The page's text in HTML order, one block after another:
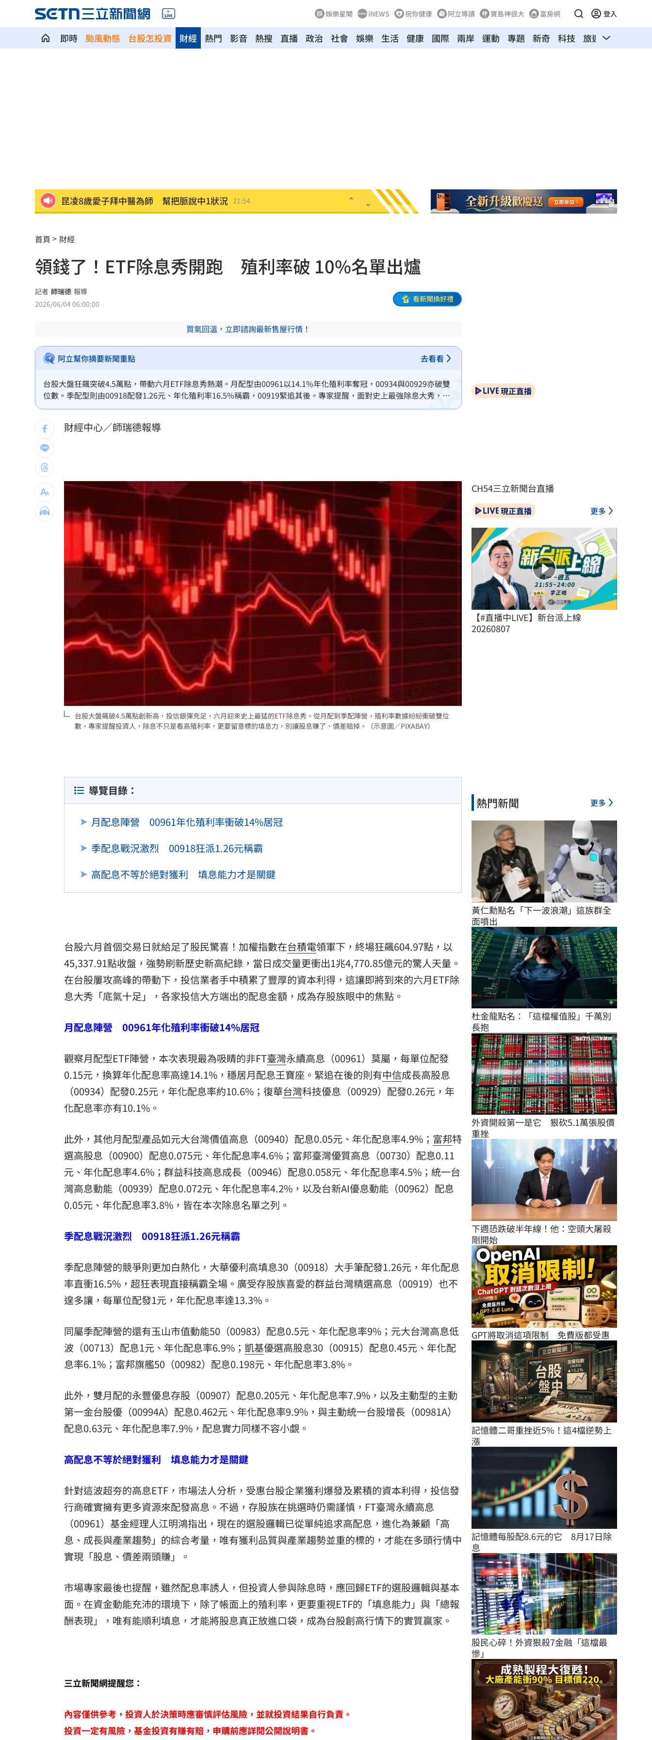
娛樂星聞 iNEWS 祝你健康 阿立導讀 寶島神很大 富房網 登入
即時 颱風動態 台股怎投資 熱門 影音 熱搜 直播 政治 社會 娛樂 生活 健康 國際 兩岸 運動
財經 專題 新奇 科技 旅遊 汽車
昆凌8歲愛子拜中醫為師 幫把脈說中1狀況 21:54
魏平政太樂觀 爆王惠美未允諾接競總主委
川普喊戰爭快結束 美股漲、台指期衝45000 21:42
拖吊車「沒綁好」！ 百萬休旅重摔滑落
燈桿「孵蛋」路口影像直播紅鳩輪流護蛋
減碳行動開跑！台新新光金控淨零論壇登場 21:36
合體沈伯洋 「過來人」陳時中送3叮嚀
兆基債務風暴！前董座李建成遭當庭逮補 21:31
小刀婚姻告終 昔砸百萬辦婚禮找連戰證婚 21:30
手上只剩24元！獨居嬤不動存款原因惹鼻酸
U17男排世界賽移地訓練 主委加碼加菜金 21:25
律師+假慈濟青年吸金10億 豪宅飄鮑魚味 21:25
台灣彩券開獎直播中 20:31
LIVE三立+24小時直播 15:27
三立iNEWS新聞台線上直播 18:00
商場戰國來臨 台中「頂奢大道」逐漸成形 12:00
台彩父親節推新刮刮樂千萬頭獎超「爸」氣 12:00
「拍片人的多重宇宙」職涯論壇9/12登場！ 10:30
8國球員齊聚高雄 Formosa 7s掀足球熱潮 10:00
理想混蛋號召粉絲跨海追星吃美食！ 18:15
首頁 財經
領錢了！ETF除息秀開跑 殖利率破 10%名單出爐
記者 師瑞德 報導
2026/06/04 06:00:00
看新聞換好禮
買氣回溫，立即諮詢最新售屋行情！
阿立幫你摘要新聞重點 去看看
台股大盤狂飆突破4.5萬點，帶動六月ETF除息秀熱潮。月配型由00961以14.1%年化殖利率奪冠，00934與00929亦破雙
位數。季配型則由00918配發1.26元、年化殖利率16.5%稱霸，00919緊追其後。專家提醒，面對史上最強除息大秀，投
資人挑選標的時不應只看高殖利率，更應重視填息能力與產業趨勢，確保能真正賺到股息而非賠掉價差，在多頭行情中
實現總報酬獲利。
財經中心／師瑞德報導
台股大盤飆破4.5萬點創新高，投信銀彈充足，六月迎來史上最猛的ETF除息秀。從月配到季配陣營，殖利率數據紛紛衝破雙位
數，專家提醒投資人，除息不只是看高殖利率，更要留意標的填息力，別讓股息賺了、價差賠掉。（示意圖／PIXABAY）
導覽目錄：
月配息陣營 00961年化殖利率衝破14%居冠
季配息戰況激烈 00918狂派1.26元稱霸
高配息不等於絕對獲利 填息能力才是關鍵
台股六月首個交易日就給足了股民驚喜！加權指數在台積電領軍下，終場狂飆604.97點，以
45,337.91點收盤，強勢刷新歷史新高紀錄，當日成交量更衝出1兆4,770.85億元的驚人天量。
在台股屢攻高峰的帶動下，投信業者手中積累了豐厚的資本利得，這讓即將到來的六月ETF除
息大秀「底氣十足」，各家投信大方端出的配息金額，成為存股族眼中的焦點。
月配息陣營 00961年化殖利率衝破14%居冠
觀察月配型ETF陣營，本次表現最為吸睛的非FT臺灣永續高息（00961）莫屬，每單位配發
0.15元，換算年化配息率高達14.1%，穩居月配息王寶座。緊追在後的則有中信成長高股息
（00934）配發0.25元，年化配息率約10.6%；復華台灣科技優息（00929）配發0.26元，年
化配息率亦有10.1%。
此外，其他月配型產品如元大台灣價值高息（00940）配息0.05元、年化配息率4.9%； 富邦特
選高股息（00900）配息0.075元、年化配息率4.6%；富邦臺灣優質高息（00730）配息0.11
元、年化配息率4.6%；群益科技高息成長（00946）配息0.058元、年化配息率4.5%；統一台
灣高息動能（00939）配息0.072元、年化配息率4.2%，以及台新AI優息動能（00962）配息
0.05元、年化配息率3.8%，皆在本次除息名單之列。
季配息戰況激烈 00918狂派1.26元稱霸
季配息陣營的競爭則更加白熱化，大華優利高填息30（00918）大手筆配發1.26元，年化配息
率直衝16.5%，超狂表現直接稱霸全場。廣受存股族喜愛的群益台灣精選高息（00919）也不
遑多讓，每單位配發1元，年化配息率達13.3%。
同屬季配陣營的還有玉山市值動能50（00983）配息0.5元、年化配息率9%；元大台灣高息低
波（00713）配息1元、年化配息率6.9%； 凱基優選高股息30（00915）配息0.45元、年化配
息率6.1%；富邦旗艦50（00982）配息0.198元、年化配息率3.8%。
此外，雙月配的永豐優息存股（00907）配息0.205元、年化配息率7.9%，以及主動型的主動
第一金台股優（00994A）配息0.462元、年化配息率9.9%，與主動統一台股增長（00981A）
配息0.63元、年化配息率7.9%，配息實力同樣不容小覷。
高配息不等於絕對獲利 填息能力才是關鍵
針對這波超夯的高息ETF，市場法人分析，受惠台股企業獲利爆發及累積的資本利得，投信發
行商確實擁有更多資源來配發高息。不過，存股族在挑選時仍需謹慎，FT臺灣永續高息
（00961）基金經理人江明鴻指出，現在的選股邏輯已從單純追求高配息，進化為兼顧「高
息、成長與產業趨勢」的綜合考量，唯有獲利品質與產業趨勢並重的標的，才能在多頭行情中
實現「股息、價差兩頭賺」。
市場專家最後也提醒，雖然配息率誘人，但投資人參與除息時，應回歸ETF的選股邏輯與基本
面。在資金動能充沛的環境下，除了帳面上的殖利率，更要重視ETF的「填息能力」與「總報
酬表現」，唯有能順利填息，才能將股息真正放進口袋，成為台股創高行情下的實質贏家。
三立新聞網提醒您：
內容僅供參考，投資人於決策時應審慎評估風險，並就投資結果自行負責。
投資一定有風險，基金投資有賺有賠，申購前應詳閱公開說明書。
現正直播
CH54三立新聞台直播
現正直播 更多
【#直播中LIVE】新台派上線
20260807
熱門新聞 更多
黃仁勳點名「下一波浪潮」這族群全
面噴出
杜金龍點名：「這檔權值股」千萬別
長抱
外資開殺第一是它　狠砍5.1萬張股價
重挫
下週恐跌破半年線！他：空頭大屠殺
剛開始
GPT將取消這項限制　免費版都受惠
記憶體二哥重挫近5%！這4檔逆勢上
漲
記憶體每股配8.6元的它　8月17日除
息
股民心碎！外資狠殺7金融「這檔最
慘」